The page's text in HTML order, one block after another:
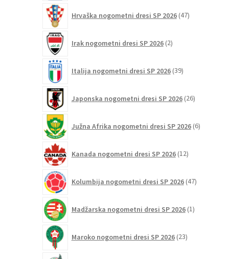
Hrvaška nogometni dresi SP 2026 47izdelkov
Irak nogometni dresi SP 2026 2izdelka
Italija nogometni dresi SP 2026 39izdelkov
Japonska nogometni dresi SP 2026 26izdelkov
Južna Afrika nogometni dresi SP 2026 6izdelkov
Kanada nogometni dresi SP 2026 12izdelkov
Kolumbija nogometni dresi SP 2026 47izdelkov
Madžarska nogometni dresi SP 2026 1izdelek
Maroko nogometni dresi SP 2026 23izdelkov